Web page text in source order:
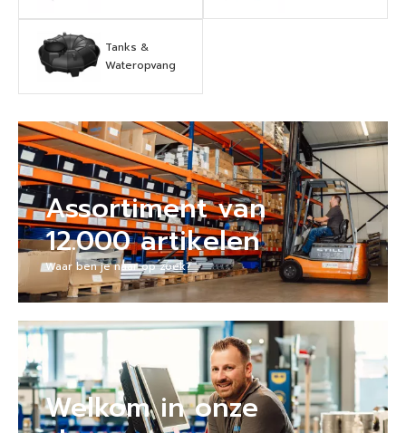
Tanks &
Wateropvang
Assortiment van
12.000 artikelen
Waar ben je naar op zoek?
Welkom in onze